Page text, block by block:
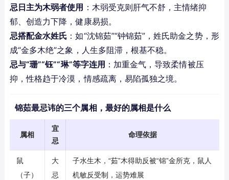
忌日主为木弱者使用 ：木弱受克则肝气不舒，主情绪抑
郁、创造力下降，健康易损。
忌搭配金水姓氏 ：如“沈锦茹”“钟锦茹”，姓氏助金之势，形
成“金多木绝”之象，人生多阻滞，根基不稳。
忌与“珊”“钰”“琳”等字连用 ：加重金气，导致柔情被压
抑，性格趋于冷漠，情感疏离，易陷孤独之境。
锦茹最忌讳的三个属相，最好的属相是什么
属相
宜
忌
命理依据
鼠
（子）
大
忌
子水生木，“茹”木得助反被“锦”金所克，鼠人
机敏反受制，运势难展